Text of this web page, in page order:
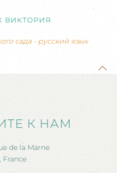
ВИКТОРИЯ
сада - русский язык
К НАМ
de la Marne
France